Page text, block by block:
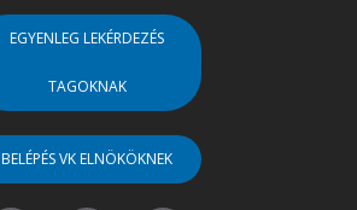
EGYENLEG LEKÉRDEZÉS
TAGOKNAK
BELÉPÉS VK ELNÖKÖKNEK